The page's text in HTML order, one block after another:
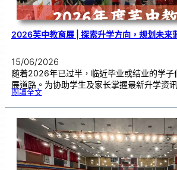
2026芙中教育展 | 探索升学方向，规划未来
15/06/2026
随着2026年已过半，临近毕业或结业的学子
展道路。为协助学生及家长掌握最新升学资
閱讀全文:2
6
中
教
育
展
探
索
升
学
方
向
，
规